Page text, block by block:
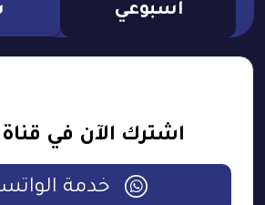
اسبوعي
اشترك الآن في
خدمة